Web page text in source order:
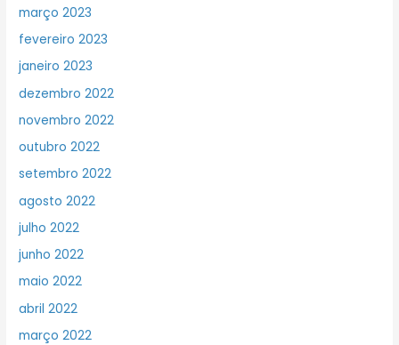
março 2023
fevereiro 2023
janeiro 2023
dezembro 2022
novembro 2022
outubro 2022
setembro 2022
agosto 2022
julho 2022
junho 2022
maio 2022
abril 2022
março 2022